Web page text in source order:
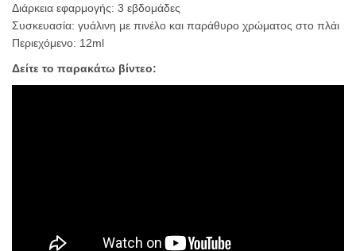
Διάρκεια εφαρμογής: 3 εβδομάδες
Συσκευασία: γυάλινη με πινέλο και παράθυρο χρώματος στο πλάι
Περιεχόμενο: 12ml
Δείτε το παρακάτω βίντεο: